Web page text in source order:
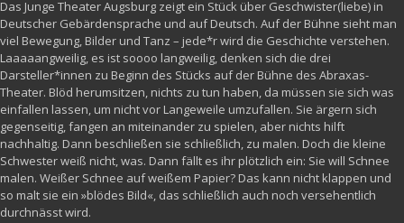
Das Junge Theater Augsburg zeigt ein Stück über Geschwister(liebe) in
Deutscher Gebärdensprache und auf Deutsch. Auf der Bühne sieht man
viel Bewegung, Bilder und Tanz – jede*r wird die Geschichte verstehen.
Laaaaangweilig, es ist soooo langweilig, denken sich die drei
Darsteller*innen zu Beginn des Stücks auf der Bühne des Abraxas-
Theater. Blöd herumsitzen, nichts zu tun haben, da müssen sie sich was
einfallen lassen, um nicht vor Langeweile umzufallen. Sie ärgern sich
gegenseitig, fangen an miteinander zu spielen, aber nichts hilft
nachhaltig. Dann beschließen sie schließlich, zu malen. Doch die kleine
Schwester weiß nicht, was. Dann fällt es ihr plötzlich ein: Sie will Schnee
malen. Weißer Schnee auf weißem Papier? Das kann nicht klappen und
so malt sie ein »blödes Bild«, das schließlich auch noch versehentlich
durchnässt wird.